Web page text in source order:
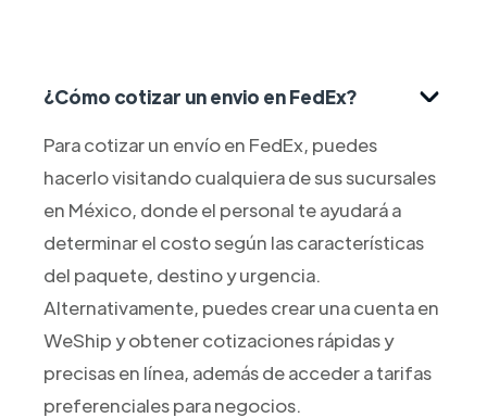
¿Cómo cotizar un envio en FedEx?
Para cotizar un envío en FedEx, puedes
hacerlo visitando cualquiera de sus sucursales
en México, donde el personal te ayudará a
determinar el costo según las características
del paquete, destino y urgencia.
Alternativamente, puedes crear una cuenta en
WeShip y obtener cotizaciones rápidas y
precisas en línea, además de acceder a tarifas
preferenciales para negocios.